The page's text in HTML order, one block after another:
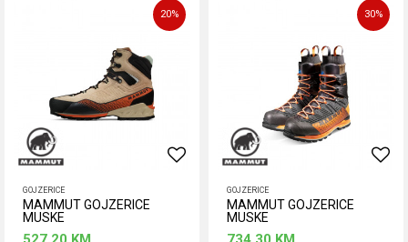
45 1/3 46 2/3
20%
GOJZERICE
MAMMUT GOJZERICE
MUSKE
30%
GOJZERICE
MAMMUT GOJZERICE
MUSKE